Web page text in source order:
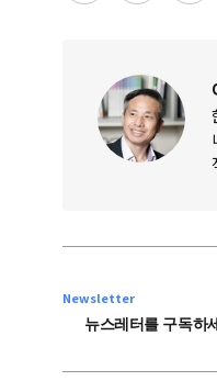
Newsletter
뉴스레터를 구독하